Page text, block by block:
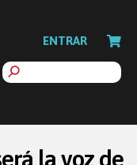
ENTRAR
la voz de